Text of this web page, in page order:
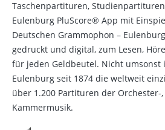
Taschenpartituren,
Eulenburg PluScore® App mit
Deutschen Grammophon –
gedruckt und digital, zum Lesen,
für jeden Geldbeutel. Nicht umsonst
Eulenburg seit 1874 die weltweit
über 1.200 Partituren der Orchester-,
Kammermusik.